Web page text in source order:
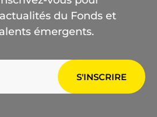
du Fonds et
émergents.